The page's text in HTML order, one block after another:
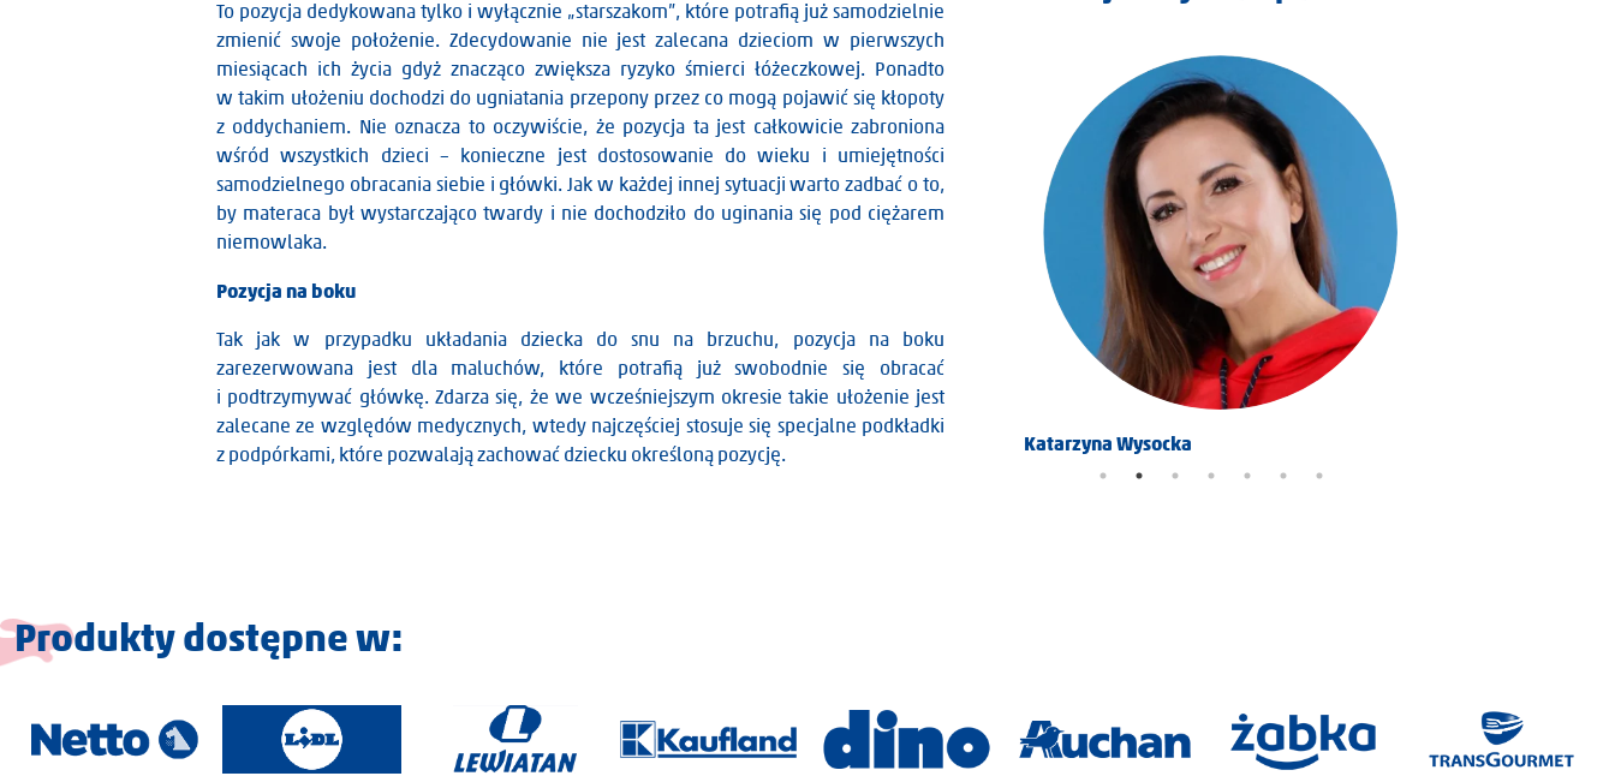
To pozycja dedykowana tylko i wyłącznie „starszakom”, które potrafią już samodzielnie
zmienić swoje położenie. Zdecydowanie nie jest zalecana dzieciom w pierwszych
miesiącach ich życia gdyż znacząco zwiększa ryzyko śmierci łóżeczkowej. Ponadto
w takim ułożeniu dochodzi do ugniatania przepony przez co mogą pojawić się kłopoty
z oddychaniem. Nie oznacza to oczywiście, że pozycja ta jest całkowicie zabroniona
wśród wszystkich dzieci – konieczne jest dostosowanie do wieku i umiejętności
samodzielnego obracania siebie i główki. Jak w każdej innej sytuacji warto zadbać o to,
by materaca był wystarczająco twardy i nie dochodziło do uginania się pod ciężarem
niemowlaka.
Pozycja na boku
Tak jak w przypadku układania dziecka do snu na brzuchu, pozycja na boku
zarezerwowana jest dla maluchów, które potrafią już swobodnie się obracać
i podtrzymywać główkę. Zdarza się, że we wcześniejszym okresie takie ułożenie jest
zalecane ze względów medycznych, wtedy najczęściej stosuje się specjalne podkładki
z podpórkami, które pozwalają zachować dziecku określoną pozycję.
Aleksandra Łoniewska Olimpia Wawrzaszek Katarzyna Wysocka
Produkty dostępne w: